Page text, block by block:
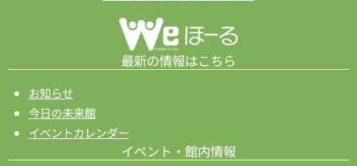
最新の情報はこちら
お知らせ
今日の未来館
イベントカレンダー
イベント・館内情報